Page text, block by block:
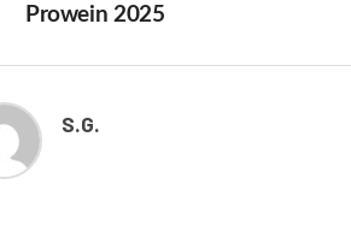
Prowein 2025
S.G.